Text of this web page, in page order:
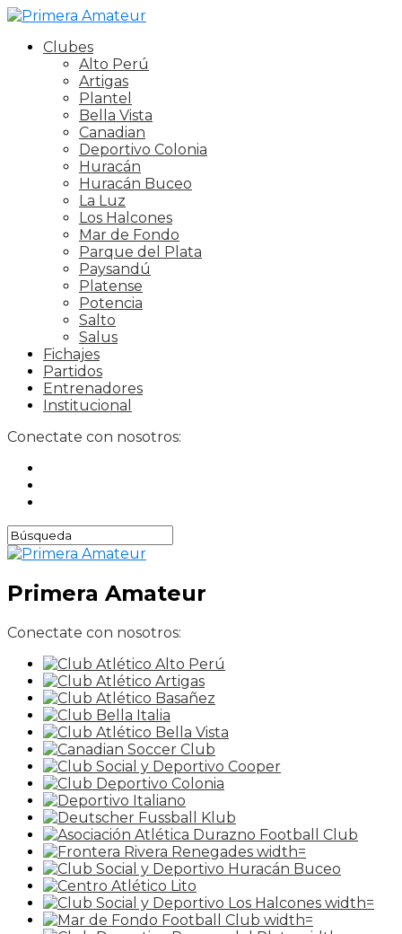
Clubes
Alto Perú
Artigas
Plantel
Bella Vista
Canadian
Deportivo Colonia
Huracán
Huracán Buceo
La Luz
Los Halcones
Mar de Fondo
Parque del Plata
Paysandú
Platense
Potencia
Salto
Salus
Fichajes
Partidos
Entrenadores
Institucional
Conectate con nosotros:
Primera Amateur
Conectate con nosotros: